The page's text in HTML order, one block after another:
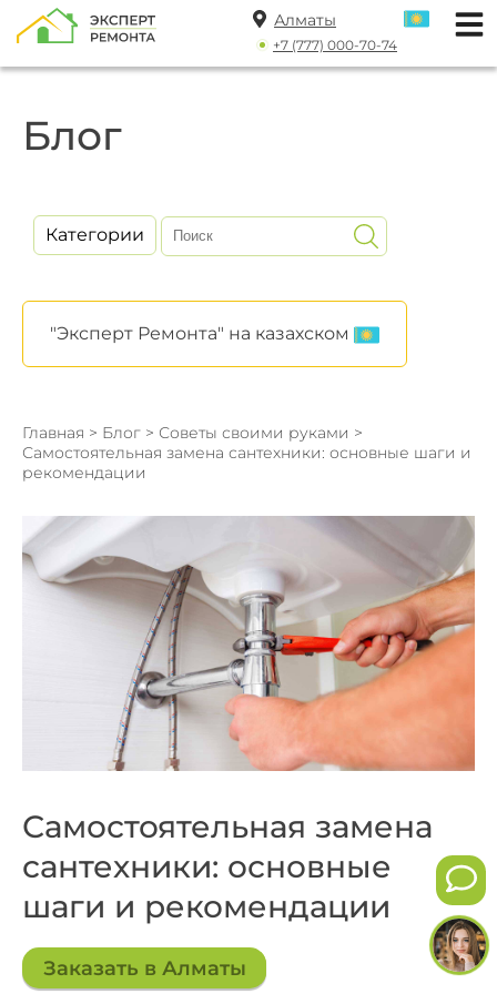
Алматы
+7 (777) 000-70-74
Блог
Категории
"Эксперт Ремонта" на казахском
Главная > Блог > Советы своими руками >
Самостоятельная замена сантехники: основные шаги и
рекомендации
Самостоятельная замена
сантехники: основные
шаги и рекомендации
Заказать в Алматы